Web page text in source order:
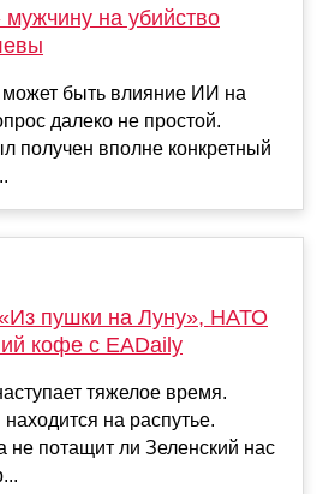
на убийство
может быть влияние ИИ на
далеко не простой.
получен вполне конкретный
пушки на Луну», НАТО
кофе с EADaily
тяжелое время.
на распутье.
не потащит ли Зеленский нас